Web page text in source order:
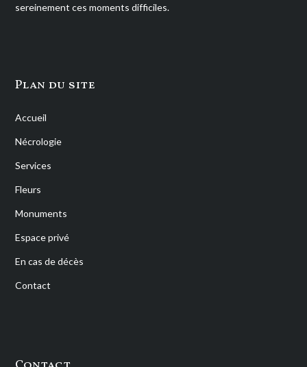
sereinement ces moments difficiles.
Plan du site
Accueil
Nécrologie
Services
Fleurs
Monuments
Espace privé
En cas de décès
Contact